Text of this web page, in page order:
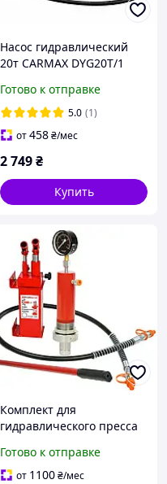
Насос гидравлический
20т CARMAX DYG20T/1
Готово к отправке
5.0 (1)
от458₴/мес
2 749₴
Купить
Комплект для
гидравлического пресса
вертикальный
двухштоковый насос
Готово к отправке
от 1100₴/мес